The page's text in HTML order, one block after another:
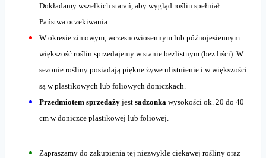
Dokładamy wszelkich starań, aby wygląd roślin spełniał
Państwa oczekiwania.
W okresie zimowym, wczesnowiosennym lub późnojesiennym
większość roślin sprzedajemy w stanie bezlistnym (bez liści). W
sezonie rośliny posiadają piękne żywe ulistnienie i w większości
są w plastikowych lub foliowych doniczkach.
Przedmiotem sprzedaży jest sadzonka wysokości ok. 20 do 40
cm w doniczce plastikowej lub foliowej.
Zapraszamy do zakupienia tej niezwykle ciekawej rośliny oraz